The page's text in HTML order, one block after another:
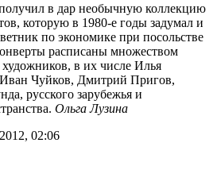
в дар необычную коллекцию
которую в 1980-е годы задумал и
по экономике при посольстве
расписаны множеством
в их числе Илья
Чуйков, Дмитрий Пригов,
русского зарубежья и
Ольга Лузина
02:06